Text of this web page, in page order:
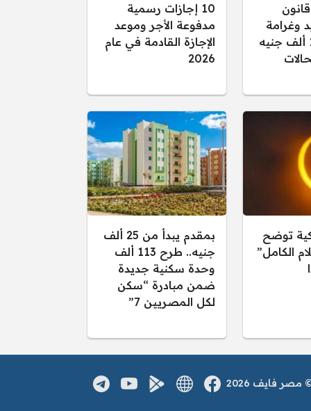
وغرامة
تصل إلى 15 ألف جنيه
10 إجازات رسمية
مدفوعة الأجر وموعد
الإجازة القادمة في عام
2026
توضح
الكامل”
بمقدم يبدأ من 25 ألف
جنيه.. طرح 113 ألف
وحدة سكنية جديدة
ضمن مبادرة “سكن
لكل المصريين 7”
فايف 2026
مواقع التواصل فيسبوكالموقع الالكتروني
تطبيق اندرويد
يوتيوبتلغرام